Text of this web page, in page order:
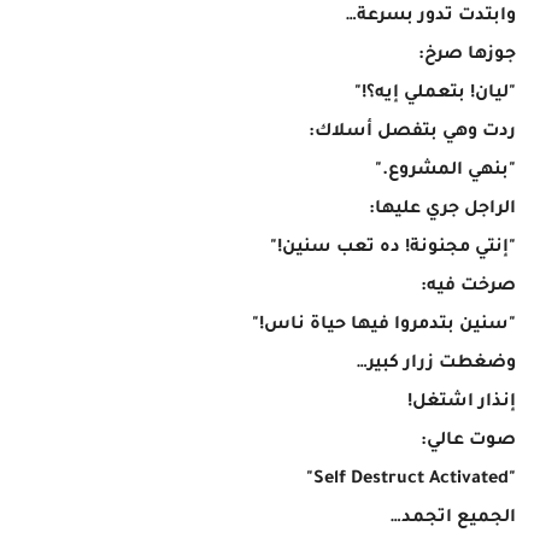
وابتدت تدور بسرعة…
جوزها صرخ:
"ليان! بتعملي إيه؟!"
ردت وهي بتفصل أسلاك:
"بنهي المشروع."
الراجل جري عليها:
"إنتي مجنونة! ده تعب سنين!"
صرخت فيه:
"سنين بتدمروا فيها حياة ناس!"
وضغطت زرار كبير…
إنذار اشتغل!
صوت عالي:
"Self Destruct Activated"
الجميع اتجمد…